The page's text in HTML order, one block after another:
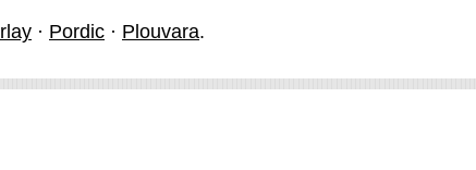
· Pordic · Plouvara.